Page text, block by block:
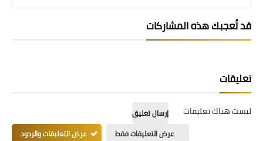
قد تُعجبك هذه المشاركات
تعليقات
ليست هناك تعليقات
إرسال تعليق
عرض التعليقات فقط
عرض التعليقات والردود